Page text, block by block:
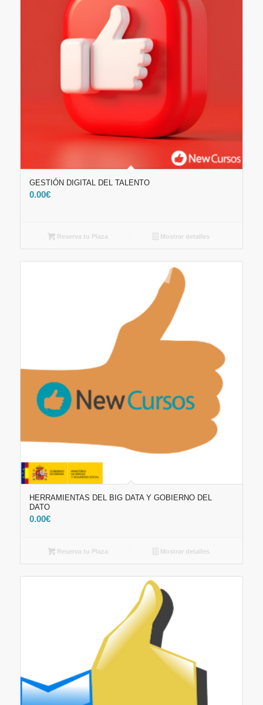
GESTIÓN DIGITAL DEL TALENTO
0.00€
Reserva tu Plaza Mostrar detalles
HERRAMIENTAS DEL BIG DATA Y GOBIERNO DEL
DATO
0.00€
Reserva tu Plaza Mostrar detalles